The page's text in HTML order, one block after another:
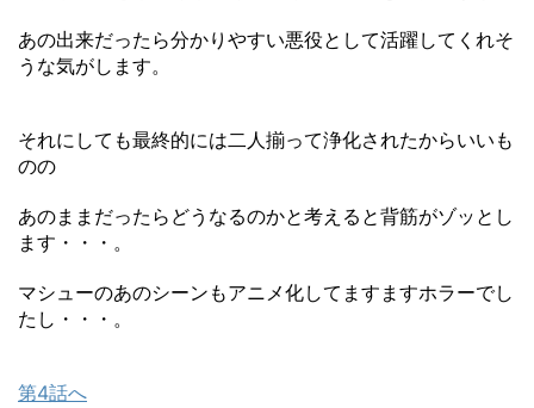
あの出来だったら分かりやすい悪役として活躍してくれそ
うな気がします。
それにしても最終的には二人揃って浄化されたからいいも
のの
あのままだったらどうなるのかと考えると背筋がゾッとし
ます・・・。
マシューのあのシーンもアニメ化してますますホラーでし
たし・・・。
第4話へ